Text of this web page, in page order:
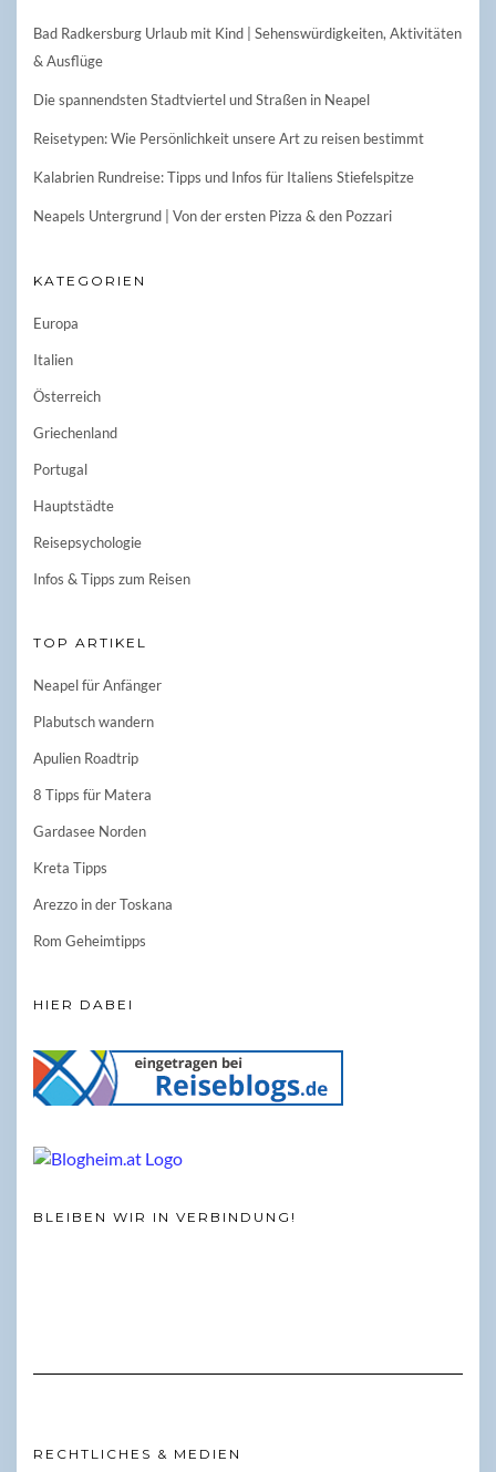
Bad Radkersburg Urlaub mit Kind | Sehenswürdigkeiten, Aktivitäten
& Ausflüge
Die spannendsten Stadtviertel und Straßen in Neapel
Reisetypen: Wie Persönlichkeit unsere Art zu reisen bestimmt
Kalabrien Rundreise: Tipps und Infos für Italiens Stiefelspitze
Neapels Untergrund | Von der ersten Pizza & den Pozzari
KATEGORIEN
Europa
Italien
Österreich
Griechenland
Portugal
Hauptstädte
Reisepsychologie
Infos & Tipps zum Reisen
TOP ARTIKEL
Neapel für Anfänger
Plabutsch wandern
Apulien Roadtrip
8 Tipps für Matera
Gardasee Norden
Kreta Tipps
Arezzo in der Toskana
Rom Geheimtipps
HIER DABEI
BLEIBEN WIR IN VERBINDUNG!
RECHTLICHES & MEDIEN